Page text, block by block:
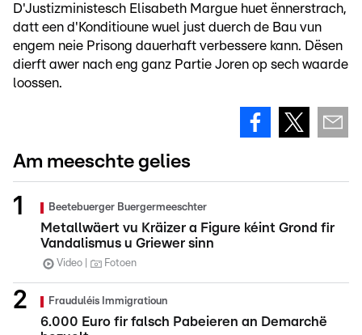
D'Justizministesch Elisabeth Margue huet ënnerstrach,
datt een d'Konditioune wuel just duerch de Bau vun
engem neie Prisong dauerhaft verbessere kann. Dësen
dierft awer nach eng ganz Partie Joren op sech waarde
loossen.
Am meeschte gelies
Beetebuerger Buergermeeschter
Metallwäert vu Kräizer a Figure kéint Grond fir
Vandalismus u Griewer sinn
Video Fotoen
Frauduléis Immigratioun
6.000 Euro fir falsch Pabeieren an Demarchë